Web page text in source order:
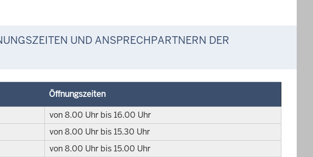
UND ANSPRECHPARTNERN DER
Öffnungszeiten
von 8.00 Uhr bis 16.00 Uhr
von 8.00 Uhr bis 15.30 Uhr
von 8.00 Uhr bis 15.00 Uhr